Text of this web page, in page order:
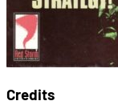
00:28:23 -
00:29:42 -
Credits